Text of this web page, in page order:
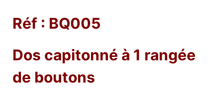
Réf : BQ005
Dos capitonné à 1 rangée
de boutons